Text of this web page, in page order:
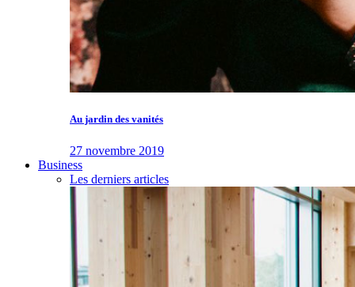
Au jardin des vanités
27 novembre 2019
Business
Les derniers articles